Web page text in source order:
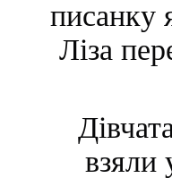
писанку
Ліза
взяли